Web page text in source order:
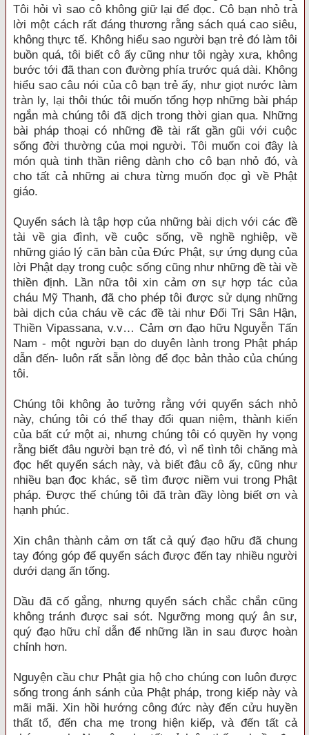
Tôi hỏi vì sao cô không giữ lại để đọc. Cô bạn nhỏ trả
lời một cách rất đáng thương rằng sách quá cao siêu,
không thực tế. Không hiểu sao người bạn trẻ đó làm tôi
buồn quá, tôi biết cô ấy cũng như tôi ngày xưa, không
bước tới đã than con đường phía trước quá dài. Không
hiểu sao câu nói của cô bạn trẻ ấy, như giọt nước làm
tràn ly, lại thôi thúc tôi muốn tổng hợp những bài pháp
ngắn mà chúng tôi đã dịch trong thời gian qua. Những
bài pháp thoại có những đề tài rất gần gũi với cuộc
sống đời thường của mọi người. Tôi muốn coi đây là
món quà tinh thần riêng dành cho cô bạn nhỏ đó, và
cho tất cả những ai chưa từng muốn đọc gì về Phật
giáo.
Quyển sách là tập hợp của những bài dịch với các đề
tài về gia đình, về cuộc sống, về nghề nghiệp, về
những giáo lý căn bản của Đức Phật, sự ứng dụng của
lời Phật dạy trong cuộc sống cũng như những đề tài về
thiền định. Lần nữa tôi xin cảm ơn sự hợp tác của
cháu Mỹ Thanh, đã cho phép tôi được sử dụng những
bài dịch của cháu về các đề tài như Đối Trị Sân Hận,
Thiền Vipassana, v.v… Cảm ơn đạo hữu Nguyễn Tấn
Nam - một người bạn do duyên lành trong Phật pháp
dẫn đến- luôn rất sẵn lòng để đọc bản thảo của chúng
tôi.
Chúng tôi không ảo tưởng rằng với quyển sách nhỏ
này, chúng tôi có thể thay đổi quan niệm, thành kiến
của bất cứ một ai, nhưng chúng tôi có quyền hy vọng
rằng biết đâu người bạn trẻ đó, vì nể tình tôi chăng mà
đọc hết quyển sách này, và biết đâu cô ấy, cũng như
nhiều bạn đọc khác, sẽ tìm được niềm vui trong Phật
pháp. Được thế chúng tôi đã tràn đầy lòng biết ơn và
hạnh phúc.
Xin chân thành cảm ơn tất cả quý đạo hữu đã chung
tay đóng góp để quyển sách được đến tay nhiều người
dưới dạng ấn tống.
Dầu đã cố gắng, nhưng quyển sách chắc chắn cũng
không tránh được sai sót. Ngưỡng mong quý ân sư,
quý đạo hữu chỉ dẫn để những lần in sau được hoàn
chỉnh hơn.
Nguyện cầu chư Phật gia hộ cho chúng con luôn được
sống trong ánh sánh của Phật pháp, trong kiếp này và
mãi mãi. Xin hồi hướng công đức này đến cửu huyền
thất tổ, đến cha mẹ trong hiện kiếp, và đến tất cả